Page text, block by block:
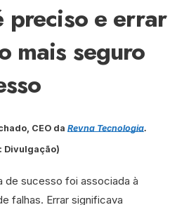
preciso e errar
mais seguro
CEO da Revna Tecnologia.
Divulgação)
de sucesso foi associada à
falhas. Errar significava